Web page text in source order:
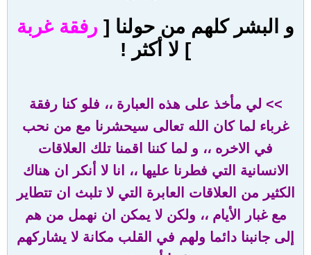
و البشر كلهم من حولنا [ رفقة غربة
] لا أكثر !
>> لي مأخذ على هذه العبارة ،، فلو كنا رفقة
غرباء لما كان الله تعالى سيحشرنا مع من نحب
في الاخره ،، و لما كننا اقمنا تلك العلاقات
الانسانية التي فطرنا عليها ،، انا لا أنكر ان هناك
الكثير من العلاقات العابرة التي لا تلبث ان تتطاير
مع غبار الأيام ،، ولكن لا يمكن ان نهمل من هم
إلى جانبنا دائما ولهم في القلب مكانة لا يشاركهم